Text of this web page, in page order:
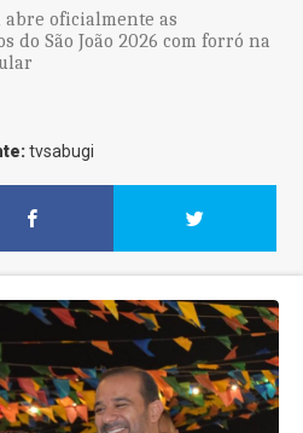
abre oficialmente as
do São João 2026 com forró na
tvsabugi